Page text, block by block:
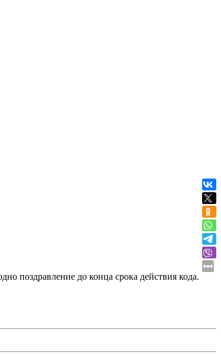
поздравление до конца срока действия кода.